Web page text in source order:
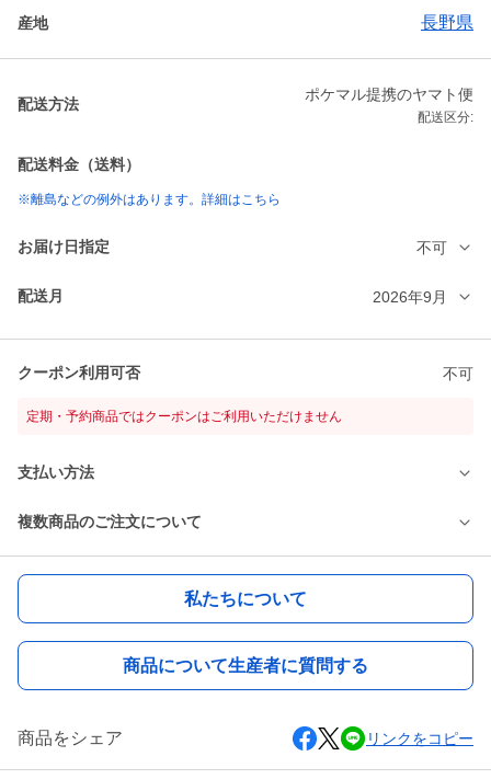
産地 長野県
配送方法
ポケマル提携のヤマト便
配送区分:
配送料金（送料）
※離島などの例外はあります。詳細はこちら
お届け日指定 不可
配送月 2026年9月
クーポン利用可否 不可
定期・予約商品ではクーポンはご利用いただけません
支払い方法
複数商品のご注文について
私たちについて
商品について生産者に質問する
商品をシェア リンクをコピー